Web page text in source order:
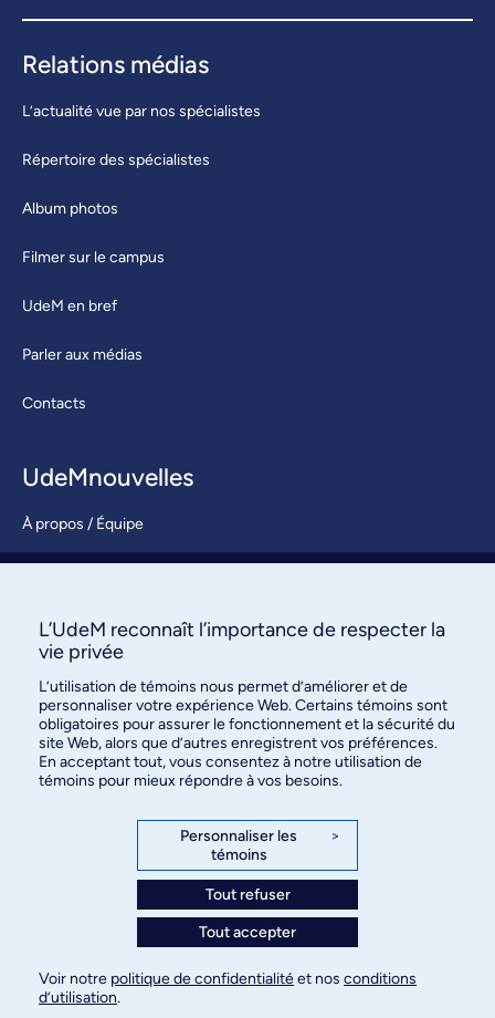
Relations médias
L’actualité vue par nos spécialistes
Répertoire des spécialistes
Album photos
Filmer sur le campus
UdeM en bref
Parler aux médias
Contacts
UdeMnouvelles
À propos / Équipe
S’abonner
des relations publiques
3744, rue Jean-Brillant, bureau 490
Montréal (Québec) H3T 1P1
Paramètres des témoins
© Université de Montréal, 2026. Tous droits
L’UdeM reconnaît l’importance de respecter la
vie privée
L’utilisation de témoins nous permet d’améliorer et de
personnaliser votre expérience Web. Certains témoins sont
obligatoires pour assurer le fonctionnement et la sécurité du
site Web, alors que d’autres enregistrent vos préférences.
En acceptant tout, vous consentez à notre utilisation de
témoins pour mieux répondre à vos besoins.
Personnaliser les
témoins
>
Tout refuser
Tout accepter
Voir notre politique de confidentialitéet nos conditions
d’utilisation.